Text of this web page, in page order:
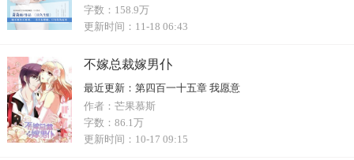
字数： 158.9万
更新时间： 11-18 06:43
不嫁总裁嫁男仆
最近更新： 第四百一十五章 我愿意
作者： 芒果慕斯
字数： 86.1万
更新时间： 10-17 09:15